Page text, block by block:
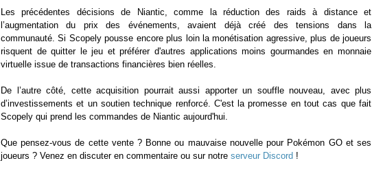
Les précédentes décisions de Niantic, comme la réduction des raids à distance et
l’augmentation du prix des événements, avaient déjà créé des tensions dans la
communauté. Si Scopely pousse encore plus loin la monétisation agressive, plus de joueurs
risquent de quitter le jeu et préférer d'autres applications moins gourmandes en monnaie
virtuelle issue de transactions financières bien réelles.
De l’autre côté, cette acquisition pourrait aussi apporter un souffle nouveau, avec plus
d’investissements et un soutien technique renforcé. C'est la promesse en tout cas que fait
Scopely qui prend les commandes de Niantic aujourd'hui.
Que pensez-vous de cette vente ? Bonne ou mauvaise nouvelle pour Pokémon GO et ses
joueurs ? Venez en discuter en commentaire ou sur notre serveur Discord !